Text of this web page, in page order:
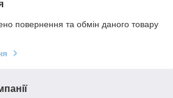
повернення та обмін даного товару